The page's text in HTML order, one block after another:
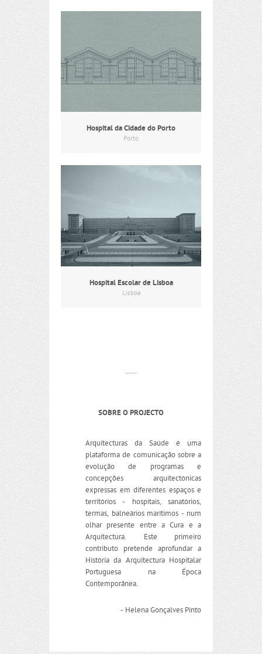
Hospital da Cidade do Porto
Porto
Hospital Escolar de Lisboa
Lisboa
SOBRE O PROJECTO
Arquitecturas da Saúde é uma
plataforma de comunicação sobre a
evolução de programas e
concepções arquitectónicas
expressas em diferentes espaços e
territórios - hospitais, sanatórios,
termas, balneários marítimos - num
olhar presente entre a Cura e a
Arquitectura. Este primeiro
contributo pretende aprofundar a
História da Arquitectura Hospitalar
Portuguesa na Época
Contemporânea.
- Helena Gonçalves Pinto